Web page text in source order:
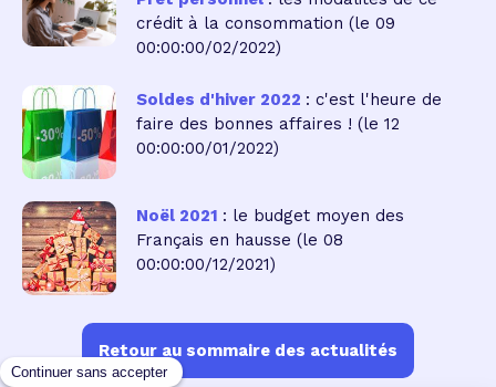
crédit à la consommation (le 09
00:00:00/02/2022)
Soldes d'hiver 2022 : c'est l'heure de
faire des bonnes affaires ! (le 12
00:00:00/01/2022)
Noël 2021 : le budget moyen des
Français en hausse (le 08
00:00:00/12/2021)
Retour au sommaire des actualités